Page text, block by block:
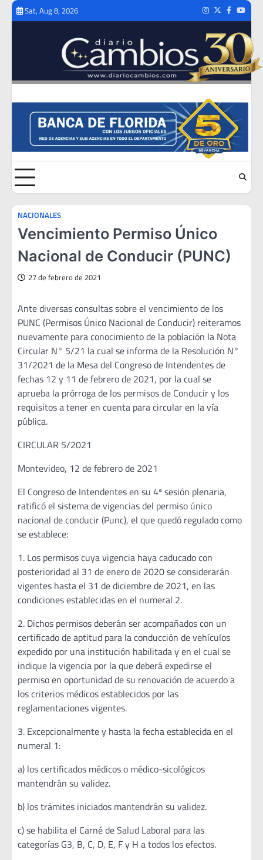
Skip
Sat, Aug 8, 2026 Instagram
TwitterFacebook
NACIONALES
Vencimiento Permiso Único
Nacional de Conducir (PUNC)
27 de febrero de 2021
Ante diversas consultas sobre el vencimiento de los
PUNC (Permisos Único Nacional de Conducir) reiteramos
nuevamente para conocimiento de la población la Nota
Circular N° 5/21 la cual se informa de la Resolución N°
31/2021 de la Mesa del Congreso de Intendentes de
fechas 12 y 11 de febrero de 2021, por la cual se
aprueba la prórroga de los permisos de Conducir y los
requisitos a tener en cuenta para circular en la vía
pública.
CIRCULAR 5/2021
Montevideo, 12 de febrero de 2021
El Congreso de Intendentes en su 4ª sesión plenaria,
ratificó el sistema de vigencias del permiso único
nacional de conducir (Punc), el que quedó regulado como
se establece:
1. Los permisos cuya vigencia haya caducado con
posterioridad al 31 de enero de 2020 se considerarán
vigentes hasta el 31 de diciembre de 2021, en las
condiciones establecidas en el numeral 2.
2. Dichos permisos deberán ser acompañados con un
certificado de aptitud para la conducción de vehículos
expedido por una institución habilitada y en el cual se
indique la vigencia por la que deberá expedirse el
permiso en oportunidad de su renovación de acuerdo a
los criterios médicos establecidos por las
reglamentaciones vigentes.
3. Excepcionalmente y hasta la fecha establecida en el
numeral 1:
a) los certificados médicos o médico-sicológicos
mantendrán su validez.
b) los trámites iniciados mantendrán su validez.
c) se habilita el Carné de Salud Laboral para las
categorías G3, B, C, D, E, F y H a todos los efectos.